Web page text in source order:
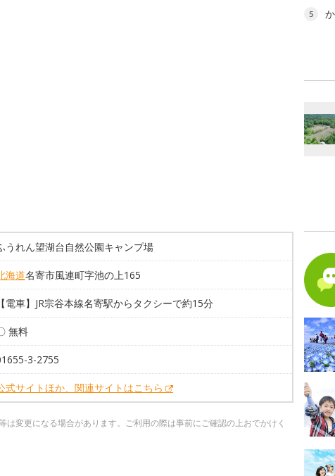
うれん望湖台自然公園キャンプ場
海道名寄市風連町字池の上165
【電車】JR宗谷本線名寄駅からタクシーで約15分
無料
3-2755
式サイトほか、関連サイトはこちら
変更になる場合があります。ご利用の際は事前にご確認の上おでかけく
5